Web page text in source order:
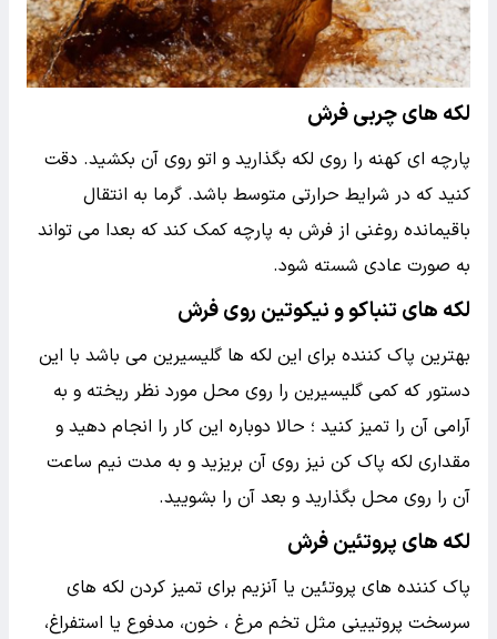
لکه های چربی فرش
پارچه ای کهنه را روی لکه بگذارید و اتو روی آن بکشید. دقت
کنید که در شرایط حرارتی متوسط باشد. گرما به انتقال
باقیمانده روغنی از فرش به پارچه کمک کند که بعدا می تواند
به صورت عادی شسته شود.
لکه های تنباکو و نیکوتین روی فرش
بهترین پاک کننده برای این لکه ها گلیسیرین می باشد با این
دستور که کمی گلیسیرین را روی محل مورد نظر ریخته و به
آرامی آن را تمیز کنید ؛ حالا دوباره این کار را انجام دهید و
مقداری لکه پاک کن نیز روی آن بریزید و به مدت نیم ساعت
آن را روی محل بگذارید و بعد آن را بشویید.
لکه های پروتئین فرش
پاک کننده های پروتئین یا آنزیم برای تمیز کردن لکه های
سرسخت پروتیینی مثل تخم مرغ ، خون، مدفوع یا استفراغ،